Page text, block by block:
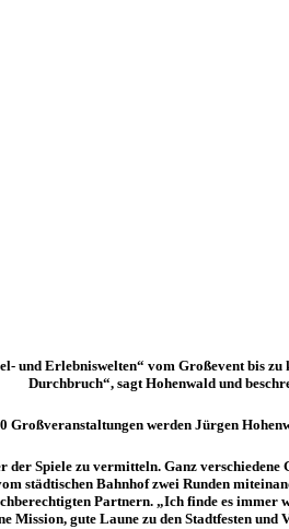
und Erlebniswelten“ vom Großevent bis
Durchbruch“, sagt Hohenwald und
Großveranstaltungen werden Jürgen
Spiele zu vermitteln. Ganz verschiedene
städtischen Bahnhof zwei Runden
Partnern. „Ich finde es
Mission, gute Laune zu den Stadtfesten